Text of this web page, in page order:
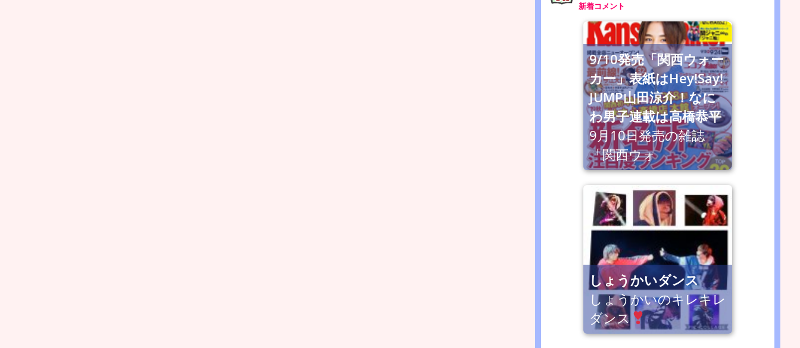
新着コメント
9/10発売「関西ウォー
カー」表紙はHey!Say!
JUMP山田涼介！なに
わ男子連載は高橋恭平
9月10日発売の雑誌
「関西ウォ
しょうかいダンス
しょうかいのキレキレ
ダンス